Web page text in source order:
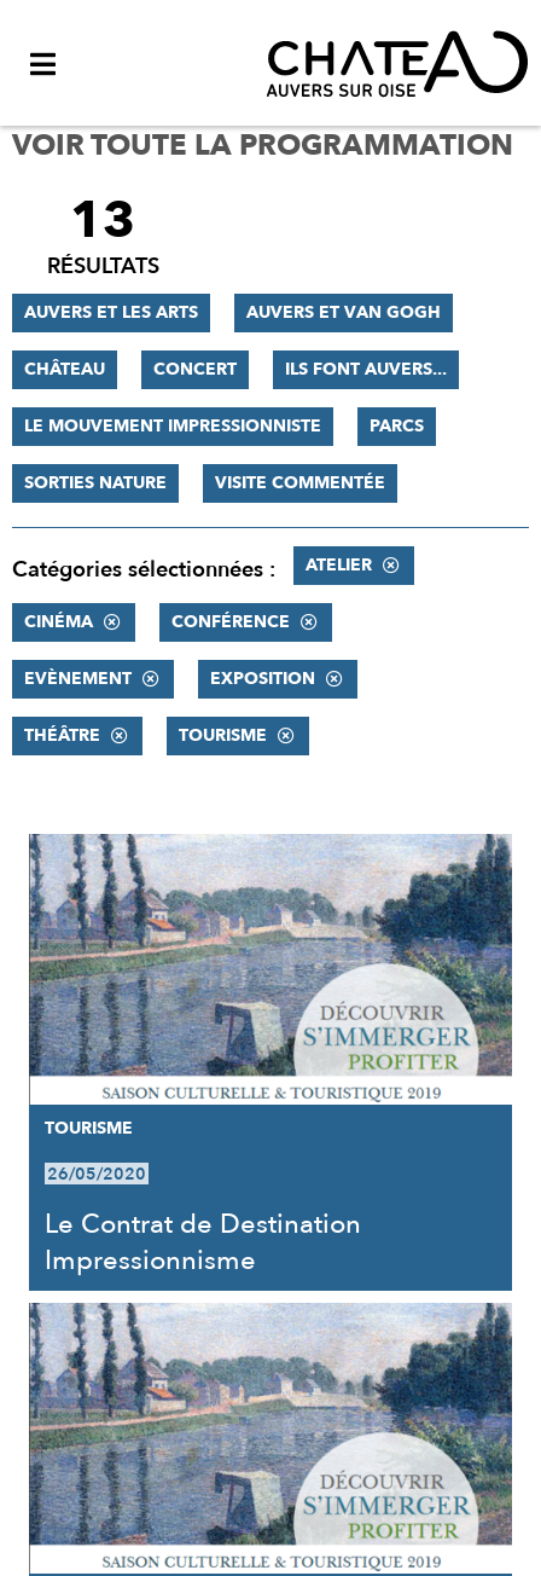
VOIR TOUTE LA PROGRAMMATION
FILTRER
RÉSULTATS
13
RÉSULTATS
AUVERS ET LES ARTS AUVERS ET VAN GOGH
CHÂTEAU CONCERT ILS FONT AUVERS...
LE MOUVEMENT IMPRESSIONNISTE PARCS
SORTIES NATURE VISITE COMMENTÉE
Catégories sélectionnées : ATELIER
CINÉMA CONFÉRENCE
EVÈNEMENT EXPOSITION
THÉÂTRE TOURISME
RÉSULTATS
TOURISME
26/05/2020
Le Contrat de Destination
Impressionnisme